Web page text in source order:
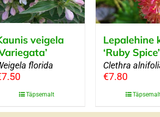
veigela
florida
7.50
Täpsemalt
Lepalehine
‘Ruby Spice’
Clethra
€7.80